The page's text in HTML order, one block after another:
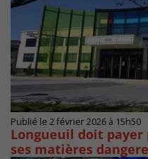
Publié le 2 février 2026 à 15h50
Longueuil doit
ses matières